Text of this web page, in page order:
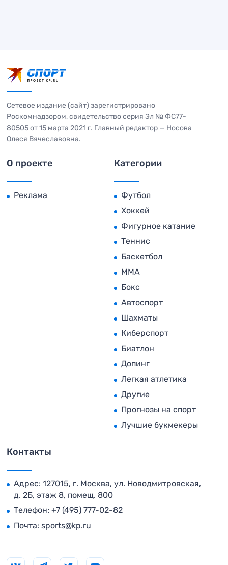
Сетевое издание (сайт) зарегистрировано
Роскомнадзором, свидетельство серия Эл № ФС77-
80505 от 15 марта 2021 г. Главный редактор — Носова
Олеся Вячеславовна.
О проекте
Реклама
Категории
Футбол
Хоккей
Фигурное катание
Теннис
Баскетбол
MMA
Бокс
Автоспорт
Шахматы
Киберспорт
Биатлон
Допинг
Легкая атлетика
Другие
Прогнозы на спорт
Лучшие букмекеры
Контакты
Адрес: 127015, г. Москва, ул. Новодмитровская,
д. 2Б, этаж 8, помещ. 800
Телефон: +7 (495) 777-02-82
Почта: sports@kp.ru